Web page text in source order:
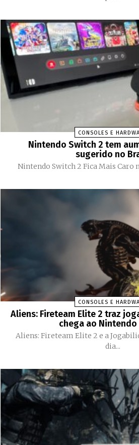
CONSOLES E
Nintendo Switch 2 tem
sugerido no
CONSOLES E
Aliens: Fireteam Elite 2 traz
chega ao
Aliens: Fireteam Elite 2 e a
dia...